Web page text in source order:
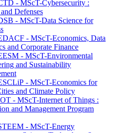
- MScT-Cybersecurity :
Defenses
- MScT-Data Science for
- MScT-Economics, Data
and Corporate Finance
- MScT-Environmental
and Sustainability
- MScT-Economics for
and Climate Policy
- MScT-Internet of Things :
and Management Program
- MScT-Energy